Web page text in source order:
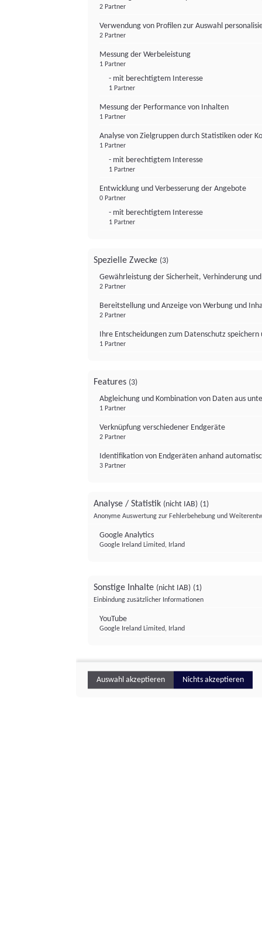
2 Partner
Verwendung von Profilen zur Auswahl
2 Partner
Messung der Werbeleistung
1 Partner
- mit berechtigtem Interesse
1 Partner
Messung der Performance von Inhalten
1 Partner
Analyse von Zielgruppen durch Statistiken oder
1 Partner
- mit berechtigtem Interesse
1 Partner
Entwicklung und Verbesserung der Angebote
0 Partner
- mit berechtigtem Interesse
1 Partner
Spezielle Zwecke (3)
Gewährleistung der Sicherheit, Verhinderung
2 Partner
Bereitstellung und Anzeige von Werbung und
2 Partner
Ihre Entscheidungen zum Datenschutz
1 Partner
Features (3)
Abgleichung und Kombination von Daten aus
1 Partner
Verknüpfung verschiedener Endgeräte
2 Partner
Identifikation von Endgeräten anhand
3 Partner
Analyse / Statistik (nicht IAB) (1)
Anonyme Auswertung zur Fehlerbehebung und
Google Analytics
Google Ireland Limited, Irland
Sonstige Inhalte (nicht IAB) (1)
Einbindung zusätzlicher Informationen
YouTube
Google Ireland Limited, Irland
Auswahl akzeptieren Nichts akzeptieren